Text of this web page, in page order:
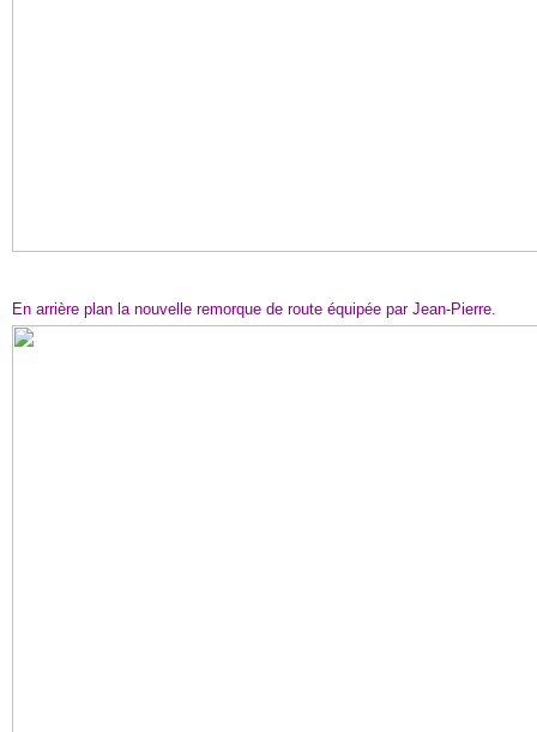
En arrière plan la nouvelle remorque de route équipée par Jean-Pierre.